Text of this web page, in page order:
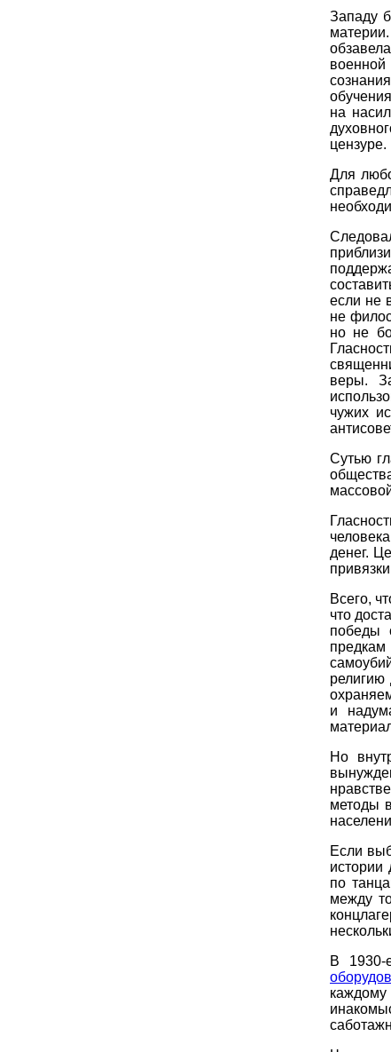
Западу
на
цензуре.
Для
если не
не
но не
веры.
чужих
Сутью
денег.
Всего,
что
победы
религию
и
Но
методы
Если
истории
по
между
В 1930-